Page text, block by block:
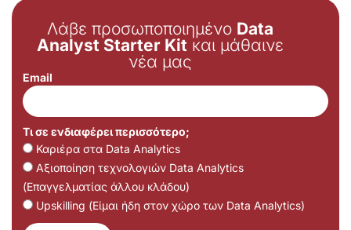
Λάβε προσωποποιημένο Data
Analyst Starter Kit και μάθαινε
νέα μας
Email
Τι σε ενδιαφέρει περισσότερο;
Καριέρα στα Data Analytics
Αξιοποίηση τεχνολογιών Data Analytics
(Επαγγελματίας άλλου κλάδου)
Upskilling (Είμαι ήδη στον χώρο των Data Analytics)